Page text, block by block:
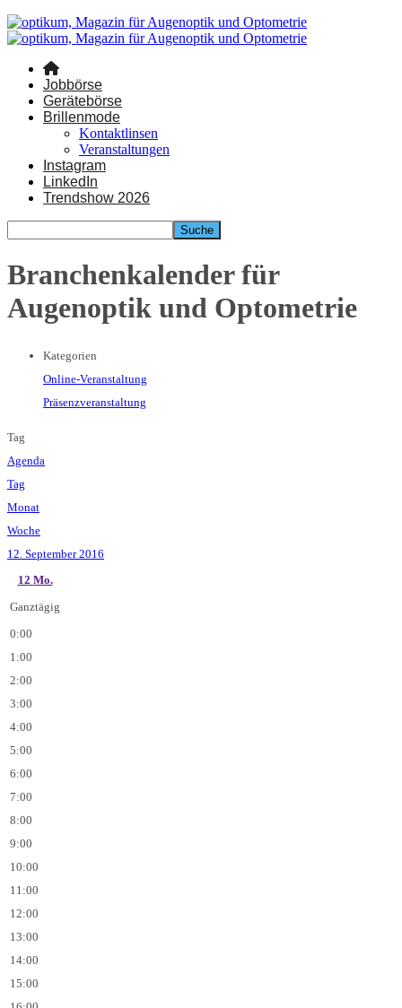
Jobbörse
Gerätebörse
Brillenmode
Kontaktlinsen
Veranstaltungen
Instagram
LinkedIn
Trendshow 2026
Branchenkalender für
Augenoptik und Optometrie
Kategorien
Online-Veranstaltung
Präsenzveranstaltung
Tag
Agenda
Tag
Monat
Woche
12. September 2016
12 Mo.
Ganztägig
0:00
1:00
2:00
3:00
4:00
5:00
6:00
7:00
8:00
9:00
10:00
11:00
12:00
13:00
14:00
15:00